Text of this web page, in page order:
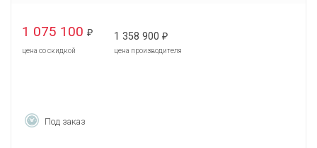
1 075 100 ₽
цена со скидкой
1 358 900 ₽
цена производителя
Под заказ